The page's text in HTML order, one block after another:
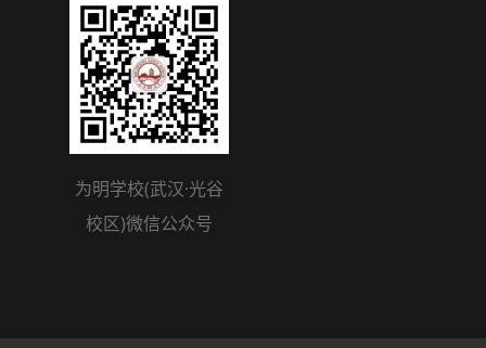
为明学校(武汉·光谷
校区)微信公众号